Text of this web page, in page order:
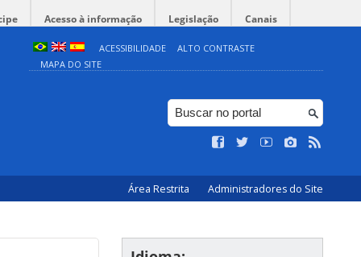
Acesso à informação Legislação Canais
ACESSIBILIDADE
ALTO CONTRASTE
MAPA DO SITE
Área Restrita Administradores do Site